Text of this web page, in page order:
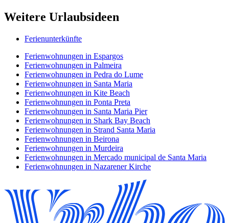
Weitere Urlaubsideen
Ferienunterkünfte
Ferienwohnungen in Espargos
Ferienwohnungen in Palmeira
Ferienwohnungen in Pedra do Lume
Ferienwohnungen in Santa Maria
Ferienwohnungen in Kite Beach
Ferienwohnungen in Ponta Preta
Ferienwohnungen in Santa Maria Pier
Ferienwohnungen in Shark Bay Beach
Ferienwohnungen in Strand Santa Maria
Ferienwohnungen in Beirona
Ferienwohnungen in Murdeira
Ferienwohnungen in Mercado municipal de Santa Maria
Ferienwohnungen in Nazarener Kirche